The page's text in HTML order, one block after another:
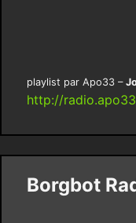
playlist par Apo33 –
http://
Borgbot